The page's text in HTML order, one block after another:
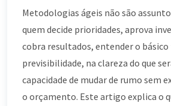
Metodologias ágeis não são assunto
quem decide prioridades, aprova
cobra resultados, entender o
previsibilidade, na clareza do que
capacidade de mudar de rumo sem
o orçamento. Este artigo explica o